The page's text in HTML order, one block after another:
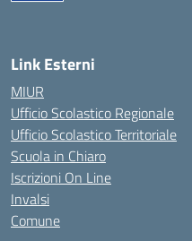
Link Esterni
MIUR
Ufficio Scolastico Regionale
Ufficio Scolastico Territoriale
Scuola in Chiaro
Iscrizioni On Line
Invalsi
Comune